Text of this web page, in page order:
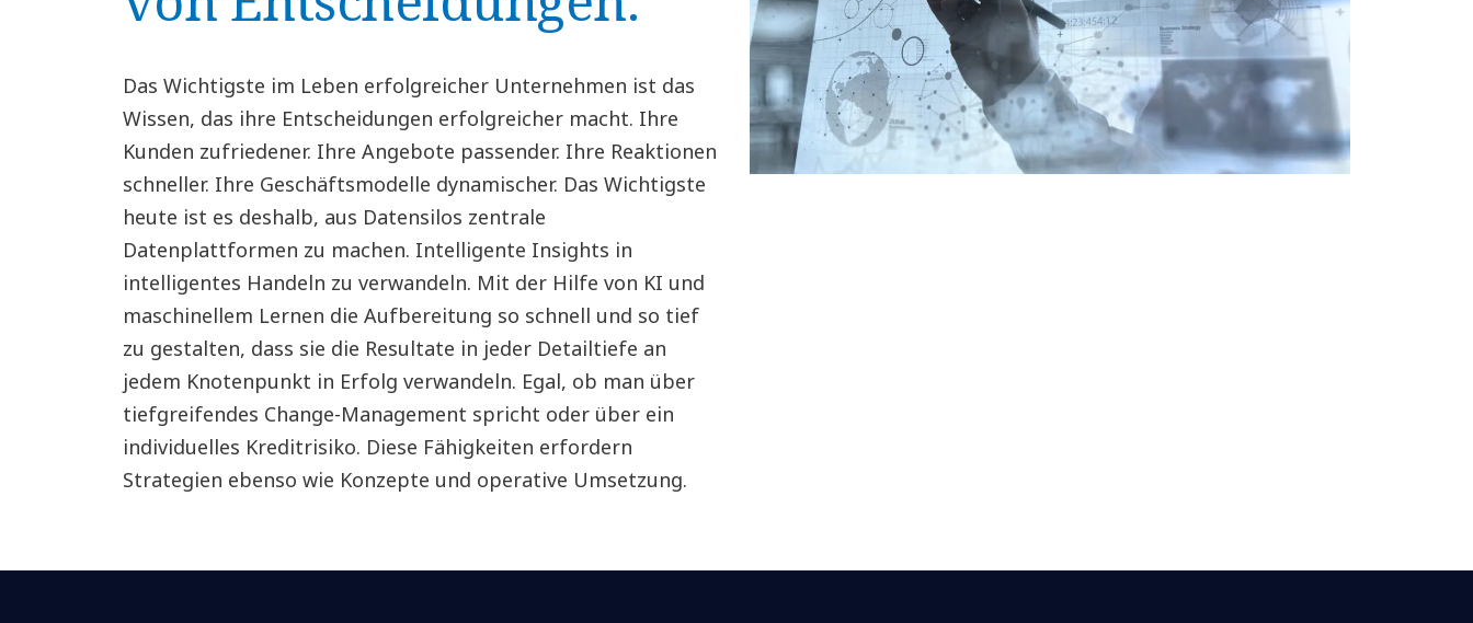
Das Wichtigste im Leben erfolgreicher Unternehmen ist das
Wissen, das ihre Entscheidungen erfolgreicher macht. Ihre
Kunden zufriedener. Ihre Angebote passender. Ihre Reaktionen
schneller. Ihre Geschäftsmodelle dynamischer. Das Wichtigste
heute ist es deshalb, aus Datensilos zentrale
Datenplattformen zu machen. Intelligente Insights in
intelligentes Handeln zu verwandeln. Mit der Hilfe von KI und
maschinellem Lernen die Aufbereitung so schnell und so tief
zu gestalten, dass sie die Resultate in jeder Detailtiefe an
jedem Knotenpunkt in Erfolg verwandeln. Egal, ob man über
tiefgreifendes Change-Management spricht oder über ein
individuelles Kreditrisiko. Diese Fähigkeiten erfordern
Strategien ebenso wie Konzepte und operative Umsetzung.